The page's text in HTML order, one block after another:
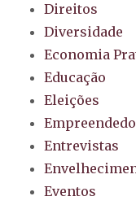
Direitos
Diversidade
Economia
Educação
Eleições
Entrevistas
Eventos